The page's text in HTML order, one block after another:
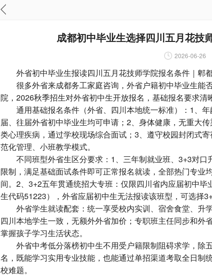
成都初中毕业生选择四川五月花技
2026-06-26
外省初中毕业生报读四川五月花技师学院报名条件｜郫
很多外省来成都务工家庭咨询，外省户籍初中毕业生能
院，2026秋季招生对外省初中生开放报名，基础报名要求清
通用基础报名条件（外省、四川本地统一标准）：1、年
届、往届外省初中毕业生均可申请；2、身体健康，无重大
类心理疾病，通过学校现场综合面试；3、遵守校园封闭式
范化管理、小班教学模式。
不同班型外省生区分要求：1、三年制就业班、3+3对口
限制，满足基础面试条件即可正常报名就读，全部热门专业
间。2、3+2五年贯通统招大专班：仅限四川省内应届初中
生代码51223），外省应届初中生无法报读该班型，可选择
外省学生就读配套：统一享受校内实训、宿舍食堂、升
四川本地学生一致，无额外外省加价；专职班主任同步和外
掌握孩子学习生活状态。
外省中考低分落榜初中生不用受户籍限制阻碍求学，除
名，既能学习实用专业技能，也能通过单招渠道考取全日制
校难题。